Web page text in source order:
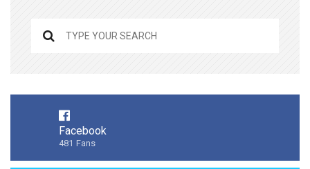
Facebook
481 Fans